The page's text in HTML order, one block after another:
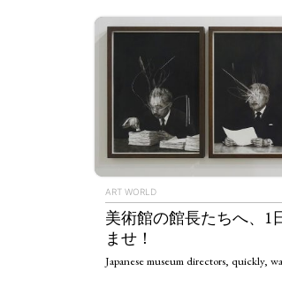
ART WORLD
美術館の館長たちへ、1
ませ！
Japanese museum directors, quickly,